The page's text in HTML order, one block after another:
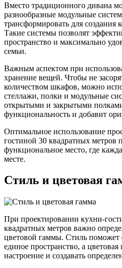
Вместо традиционного дивана
разнообразные модульные
трансформировать для создания
Такие системы позволят
пространство и максимально
семьи.
Важным аспектом при
хранение вещей. Чтобы не
количеством шкафов, можно
стеллажи, полки и модульные
открытыми и закрытыми
функциональность и добавит
Оптимальное использование
гостиной 30 квадратных метров
функциональное место, где
месте.
Стиль и цветовая
При проектировании кухни-
квадратных метров важно
цветовой гаммы. Стиль поможет
единое пространство, а цветовая
настроение и создавать